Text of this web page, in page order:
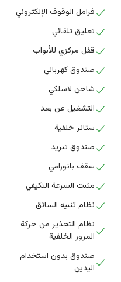
فرامل الوقوف الإلكتروني
تعليق تلقائي
قفل مركزي للأبواب
صندوق كهربائي
شاحن لاسلكي
التشغيل عن بعد
ستائر خلفية
صندوق تبريد
سقف بانورامي
مثبت السرعة التكيفي
نظام تنبيه السائق
نظام التحذير من حركة
المرور الخلفية
صندوق بدون استخدام
اليدين